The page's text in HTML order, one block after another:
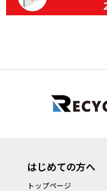
はじめての方へ
トップページ